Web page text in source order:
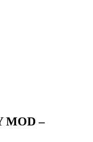
MOD –